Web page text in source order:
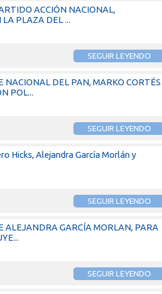
ACCIÓN NACIONAL,
PLAZA DEL ...
SEGUIR LEYENDO
NACIONAL DEL PAN, MARKO CORTÉS
POL...
SEGUIR LEYENDO
Hicks, Alejandra García Morlán y
SEGUIR LEYENDO
ALEJANDRA GARCÍA MORLAN, PARA
SEGUIR LEYENDO